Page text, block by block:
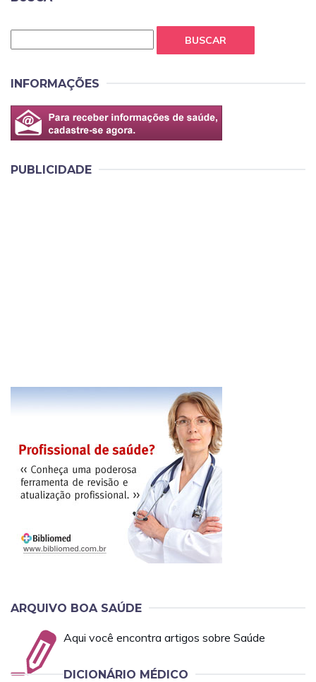
BUSCAR
INFORMAÇÕES
PUBLICIDADE
ARQUIVO BOA SAÚDE
Aqui você encontra artigos sobre Saúde
DICIONÁRIO MÉDICO